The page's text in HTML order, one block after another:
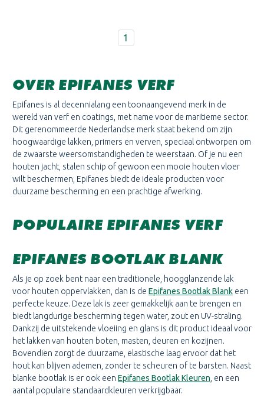
1
OVER EPIFANES VERF
Epifanes is al decennialang een toonaangevend merk in de
wereld van verf en coatings, met name voor de maritieme sector.
Dit gerenommeerde Nederlandse merk staat bekend om zijn
hoogwaardige lakken, primers en verven, speciaal ontworpen om
de zwaarste weersomstandigheden te weerstaan. Of je nu een
houten jacht, stalen schip of gewoon een mooie houten vloer
wilt beschermen, Epifanes biedt de ideale producten voor
duurzame bescherming en een prachtige afwerking.
POPULAIRE EPIFANES VERF
EPIFANES BOOTLAK BLANK
Als je op zoek bent naar een traditionele, hoogglanzende lak
voor houten oppervlakken, dan is de Epifanes Bootlak Blank een
perfecte keuze. Deze lak is zeer gemakkelijk aan te brengen en
biedt langdurige bescherming tegen water, zout en UV-straling.
Dankzij de uitstekende vloeiing en glans is dit product ideaal voor
het lakken van houten boten, masten, deuren en kozijnen.
Bovendien zorgt de duurzame, elastische laag ervoor dat het
hout kan blijven ademen, zonder te scheuren of te barsten. Naast
blanke bootlak is er ook een Epifanes Bootlak Kleuren , en een
aantal populaire standaardkleuren verkrijgbaar.